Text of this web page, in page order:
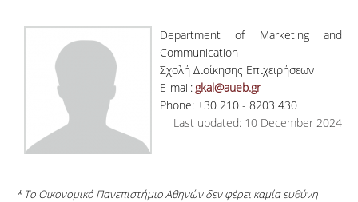
Department of Marketing and
Communication
Σχολή Διοίκησης Επιχειρήσεων
E-mail:gkal@aueb.gr
Phone: +30 210 - 8203 430
Last updated: 10 December 2024
* Το Οικονομικό Πανεπιστήμιο Αθηνών δεν φέρει καμία ευθύνη